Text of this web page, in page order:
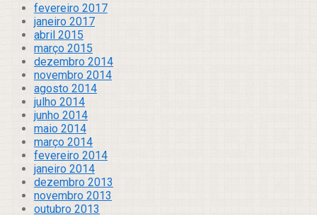
fevereiro 2017
janeiro 2017
abril 2015
março 2015
dezembro 2014
novembro 2014
agosto 2014
julho 2014
junho 2014
maio 2014
março 2014
fevereiro 2014
janeiro 2014
dezembro 2013
novembro 2013
outubro 2013